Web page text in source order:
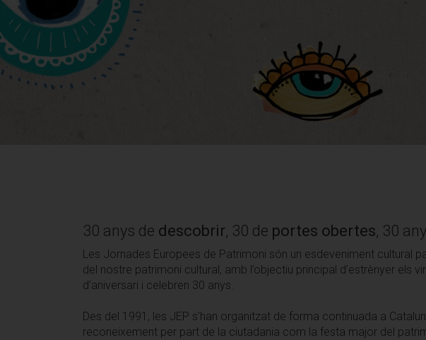
30 anys de descobrir, 30 de portes obertes, 30
Les Jornades Europees de Patrimoni són un esdeveniment cultural
del nostre patrimoni cultural, amb l’objectiu principal d’estrènyer
d’aniversari i celebren 30 anys.
Des del 1991, les JEP s’han organitzat de forma continuada a
reconeixement per part de la ciutadania com la festa major del